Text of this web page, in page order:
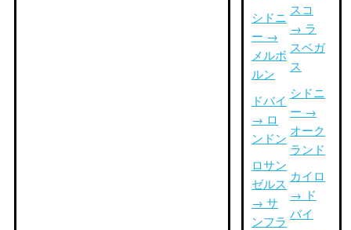
シドニ
ー →
メルボ
ルン
ドバイ
→ ロ
ンドン
ロサン
ゼルス
→ サ
ンフラ
スコ
→ ラ
スベガ
ス
シドニ
ー →
オーク
ランド
カイロ
→ ド
バイ